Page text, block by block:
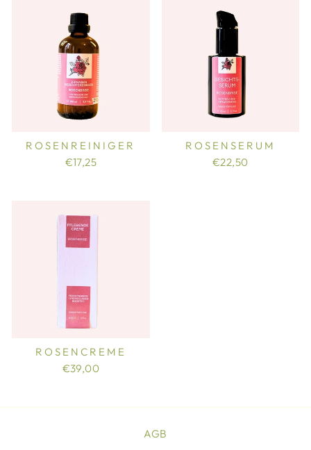
ROSENREINIGER
€17,25
ROSENSERUM
€22,50
ROSENCREME
€39,00
AGB